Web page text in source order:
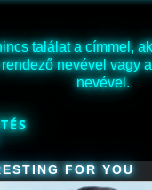
találat a címmel,
nevével vagy
nevével.